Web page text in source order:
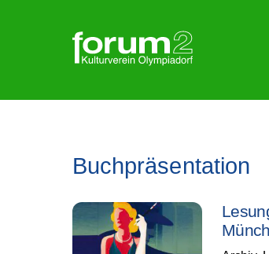
Buchpräsentation